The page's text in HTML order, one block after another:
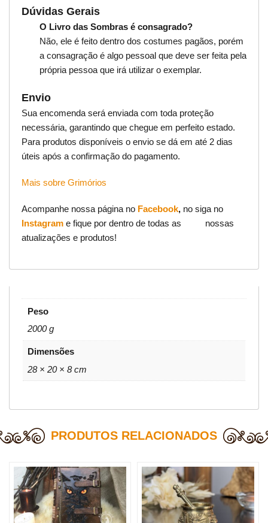
Dúvidas Gerais
O Livro das Sombras é consagrado?
Não, ele é feito dentro dos costumes pagãos, porém
a consagração é algo pessoal que deve ser feita pela
própria pessoa que irá utilizar o exemplar.
Envio
Sua encomenda será enviada com toda proteção
necessária, garantindo que chegue em perfeito estado.
Para produtos disponíveis o envio se dá em até 2 dias
úteis após a confirmação do pagamento.
Mais sobre Grimórios
Acompanhe nossa página no Facebook, no siga no
Instagram e fique por dentro de todas as nossas
atualizações e produtos!
Peso
2000 g
Dimensões
28 × 20 × 8 cm
PRODUTOS RELACIONADOS